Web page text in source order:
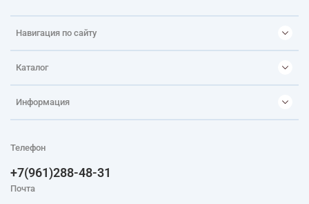
Навигация по сайту
Каталог
Информация
Телефон
+7(961)288-48-31
Почта